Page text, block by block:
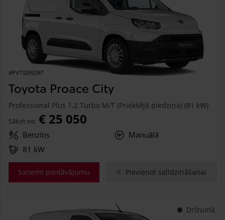
#PVT3295297
Toyota Proace City
Professional Plus 1.2 Turbo M/T (Priekšējā piedziņa) (81 kW)
Sākot no € 25 050
Benzīns
Manuālā
81 kW
Saņemt piedāvājumu Pievienot salīdzināšanai
Drīzumā